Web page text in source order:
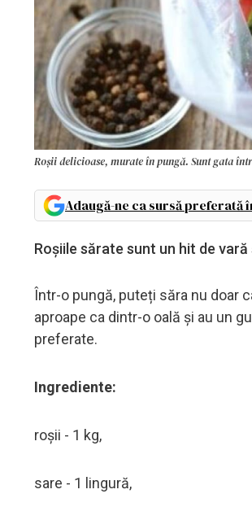
Roșii delicioase, murate în pungă. Sunt gata
Adaugă-ne ca sursă preferată
Roșiile sărate sunt un hit de
Într-o pungă, puteți săra nu doar
aproape ca dintr-o oală și au un
preferate.
Ingrediente:
roșii - 1 kg,
sare - 1 lingură,